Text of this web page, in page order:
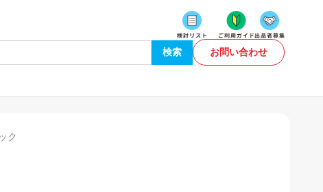
検索 お問い合わせ
ク